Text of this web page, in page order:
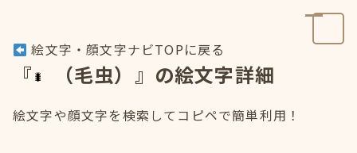
絵文字・顔文字ナビTOPに戻る
『 （毛虫）』の絵文字詳細
絵文字や顔文字を検索してコピペで簡単利用！